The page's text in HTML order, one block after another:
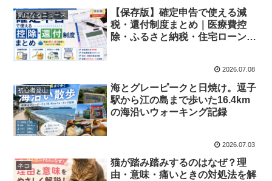
気になるニュース
【保存版】確定申告で使える減
税・還付制度まとめ｜医療費控
除・ふるさと納税・住宅ローン控
2026.07.08
初心者登山
海とグレーピークと日焼け。逗子
駅から江の島まで歩いた16.4km
の海沿いウォーキング記録
2026.07.03
ネコ
猫が踏み踏みするのはなぜ？理
由・意味・痛いときの対処法を解